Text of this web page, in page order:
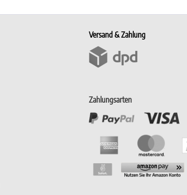
Versand & Zahlung
Zahlungsarten